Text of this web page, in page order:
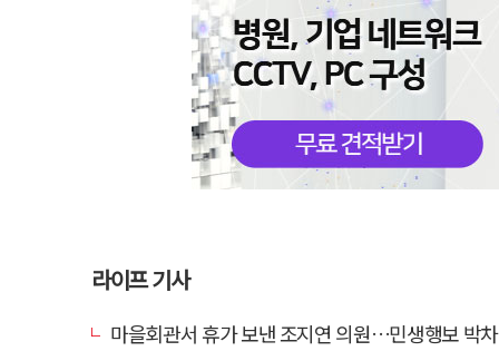
라이프 기사
마을회관서 휴가 보낸 조지연 의원…민생행보 박차